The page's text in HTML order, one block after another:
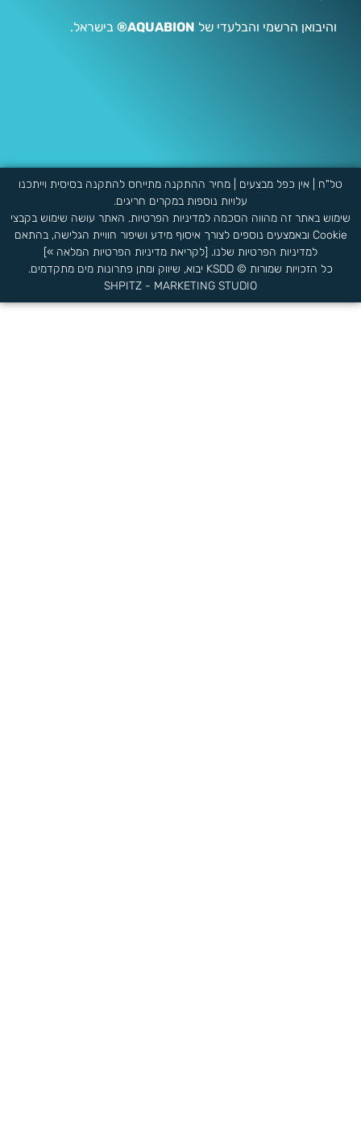
והיבואן הרשמי והבלעדי של AQUABION® בישראל.
טל"ח | אין כפל מבצעים | מחיר ההתקנה מתייחס להתקנה בסיסית וייתכנו
עלויות נוספות במקרים חריגים.
שימוש באתר זה מהווה הסכמה למדיניות הפרטיות. האתר עושה שימוש בקבצי
Cookie ובאמצעים נוספים לצורך איסוף מידע ושיפור חוויית הגלישה, בהתאם
למדיניות הפרטיות שלנו. [לקריאת מדיניות הפרטיות המלאה »]
כל הזכויות שמורות © KSDD יבוא, שיווק ומתן פתרונות מים מתקדמים.
SHPITZ - MARKETING STUDIO